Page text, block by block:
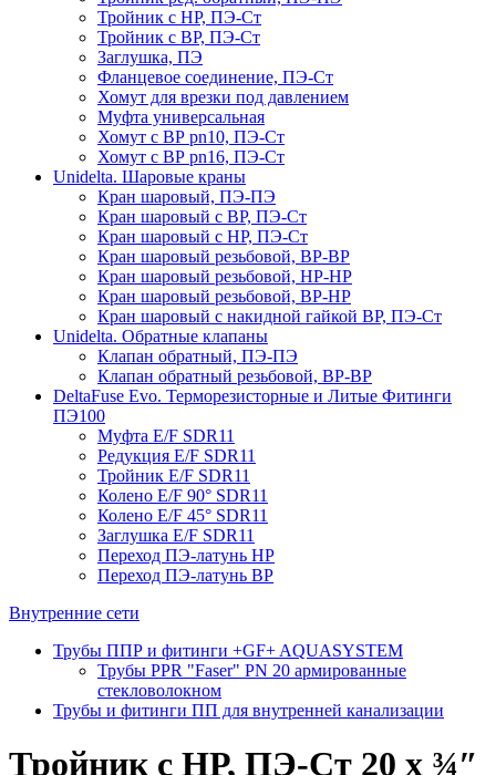
Тройник с НР, ПЭ-Ст
Тройник с ВР, ПЭ-Ст
Заглушка, ПЭ
Фланцевое соединение, ПЭ-Ст
Хомут для врезки под давлением
Муфта универсальная
Хомут с ВР pn10, ПЭ-Ст
Хомут с ВР pn16, ПЭ-Ст
Unidelta. Шаровые краны
Кран шаровый, ПЭ-ПЭ
Кран шаровый с ВР, ПЭ-Ст
Кран шаровый с НР, ПЭ-Ст
Кран шаровый резьбовой, ВР-ВР
Кран шаровый резьбовой, НР-НР
Кран шаровый резьбовой, ВР-НР
Кран шаровый с накидной гайкой ВР, ПЭ-Ст
Unidelta. Обратные клапаны
Клапан обратный, ПЭ-ПЭ
Клапан обратный резьбовой, ВР-ВР
DeltaFuse Evo. Терморезисторные и Литые Фитинги
ПЭ100
Муфта E/F SDR11
Редукция E/F SDR11
Тройник E/F SDR11
Колено E/F 90° SDR11
Колено E/F 45° SDR11
Заглушка E/F SDR11
Переход ПЭ-латунь НР
Переход ПЭ-латунь ВР
Внутренние сети
Трубы ППР и фитинги +GF+ AQUASYSTEM
Трубы PPR "Faser" PN 20 армированные
стекловолокном
Трубы и фитинги ПП для внутренней канализации
Тройник с НР, ПЭ-Ст 20 х ¾″